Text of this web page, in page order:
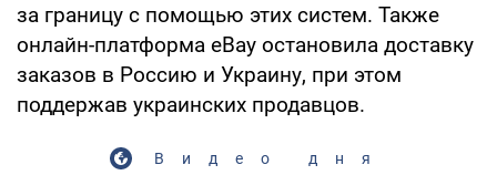
за границу с помощью этих систем. Также
онлайн-платформа eBay остановила доставку
заказов в Россию и Украину, при этом
поддержав украинских продавцов.
Видео дня